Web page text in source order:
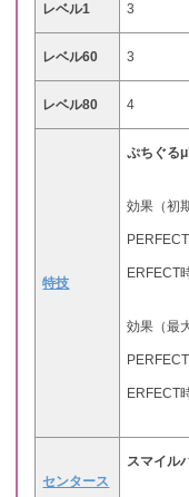
レベル1 3
レベル60 3
レベル80 4
特技
ぷちぐる
効果（初
ERFECT
効果（最
ERFECT
センタース
スマイル